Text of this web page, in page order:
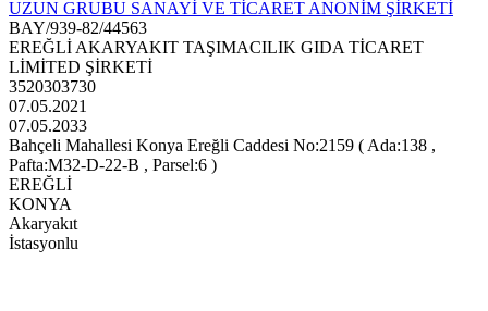
UZUN GRUBU SANAYİ VE TİCARET ANONİM ŞİRKETİ
BAY/939-82/44563
EREĞLİ AKARYAKIT TAŞIMACILIK GIDA TİCARET
LİMİTED ŞİRKETİ
3520303730
07.05.2021
07.05.2033
Bahçeli Mahallesi Konya Ereğli Caddesi No:2159 ( Ada:138 ,
Pafta:M32-D-22-B , Parsel:6 )
EREĞLİ
KONYA
Akaryakıt
İstasyonlu